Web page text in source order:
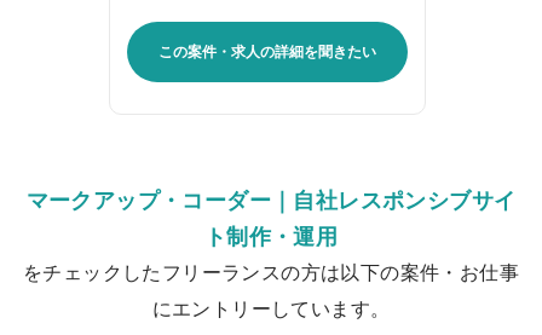
この案件・求人の詳細を聞きたい
マークアップ・コーダー｜自社レスポンシブサイ
ト制作・運用
をチェックしたフリーランスの方は以下の案件・お仕事
にエントリーしています。